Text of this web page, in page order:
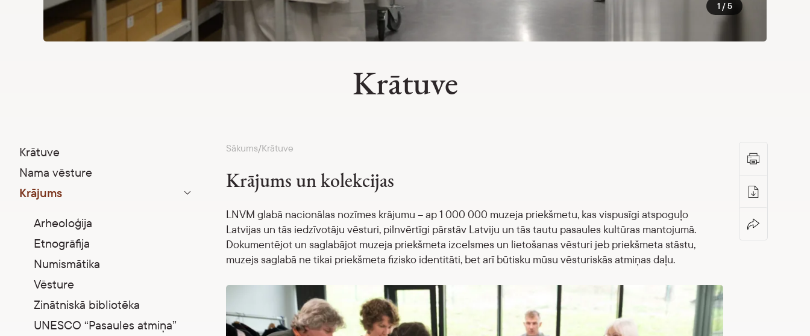
1 / 5
Krātuve
Krātuve
Nama vēsture
Krājums
Parādīt apakšizvēlni
Arheoloģija
Etnogrāfija
Numismātika
Vēsture
Zinātniskā bibliotēka
UNESCO “Pasaules atmiņa”
Sākums/Krātuve
Krājums un kolekcijas
LNVM glabā nacionālas nozīmes krājumu – ap 1 000 000 muzeja priekšmetu, kas vispusīgi atspoguļo
Latvijas un tās iedzīvotāju vēsturi, pilnvērtīgi pārstāv Latviju un tās tautu pasaules kultūras mantojumā.
Dokumentējot un saglabājot muzeja priekšmeta izcelsmes un lietošanas vēsturi jeb priekšmeta stāstu,
muzejs saglabā ne tikai priekšmeta fizisko identitāti, bet arī būtisku mūsu vēsturiskās atmiņas daļu.